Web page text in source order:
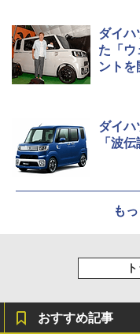
ダイハ
た「ウ
ントを
ダイハ
「波
も
おすすめ記事